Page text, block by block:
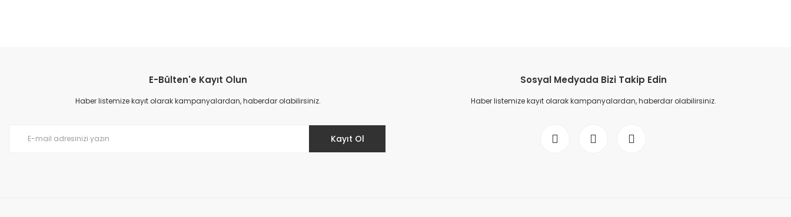
Ürün resmi kalitesiz, bozuk veya görüntülenemiyor.
Ürün açıklamasında eksik bilgiler bulunuyor.
E-Bülten'e Kayıt Olun
Haber listemize kayıt olarak kampanyalardan, haberdar olabilirsiniz.
Kayıt Ol
Sosyal Medyada Bizi Takip Edin
Haber listemize kayıt olarak kampanyalardan, haberdar olabilirsiniz.